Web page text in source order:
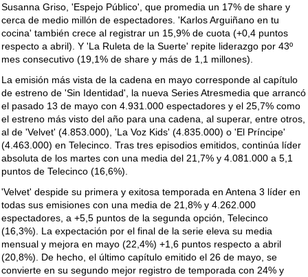
Susanna Griso, 'Espejo Público', que promedia un 17% de share y
cerca de medio millón de espectadores. 'Karlos Arguiñano en tu
cocina' también crece al registrar un 15,9% de cuota (+0,4 puntos
respecto a abril). Y 'La Ruleta de la Suerte' repite liderazgo por 43º
mes consecutivo (19,1% de share y más de 1,1 millones).
La emisión más vista de la cadena en mayo corresponde al capítulo
de estreno de 'Sin Identidad', la nueva Series Atresmedia que arrancó
el pasado 13 de mayo con 4.931.000 espectadores y el 25,7% como
el estreno más visto del año para una cadena, al superar, entre otros,
al de 'Velvet' (4.853.000), 'La Voz Kids' (4.835.000) o 'El Príncipe'
(4.463.000) en Telecinco. Tras tres episodios emitidos, continúa líder
absoluta de los martes con una media del 21,7% y 4.081.000 a 5,1
puntos de Telecinco (16,6%).
'Velvet' despide su primera y exitosa temporada en Antena 3 líder en
todas sus emisiones con una media de 21,8% y 4.262.000
espectadores, a +5,5 puntos de la segunda opción, Telecinco
(16,3%). La expectación por el final de la serie eleva su media
mensual y mejora en mayo (22,4%) +1,6 puntos respecto a abril
(20,8%). De hecho, el último capítulo emitido el 26 de mayo, se
convierte en su segundo mejor registro de temporada con 24% y